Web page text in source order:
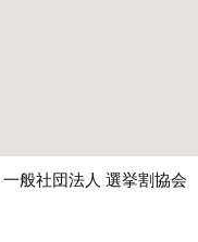
一般社団法人 選挙割協会